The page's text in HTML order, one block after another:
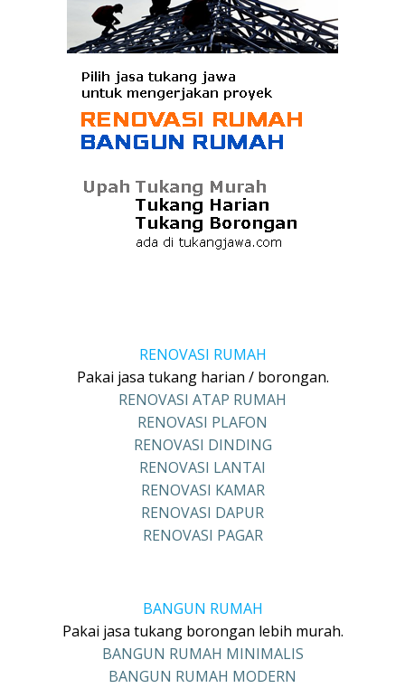
RENOVASI RUMAH
Pakai jasa tukang harian / borongan.
RENOVASI ATAP RUMAH
RENOVASI PLAFON
RENOVASI DINDING
RENOVASI LANTAI
RENOVASI KAMAR
RENOVASI DAPUR
RENOVASI PAGAR
BANGUN RUMAH
Pakai jasa tukang borongan lebih murah.
BANGUN RUMAH MINIMALIS
BANGUN RUMAH MODERN